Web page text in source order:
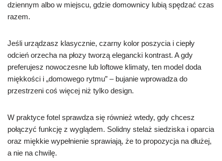
dziennym albo w miejscu, gdzie domownicy lubią spędzać czas
razem.
Jeśli urządzasz klasycznie, czarny kolor poszycia i ciepły
odcień orzecha na płozy tworzą elegancki kontrast. A gdy
preferujesz nowoczesne lub loftowe klimaty, ten model doda
miękkości i „domowego rytmu” – bujanie wprowadza do
przestrzeni coś więcej niż tylko design.
W praktyce fotel sprawdza się również wtedy, gdy chcesz
połączyć funkcję z wyglądem. Solidny stelaż siedziska i oparcia
oraz miękkie wypełnienie sprawiają, że to propozycja na dłużej,
a nie na chwilę.